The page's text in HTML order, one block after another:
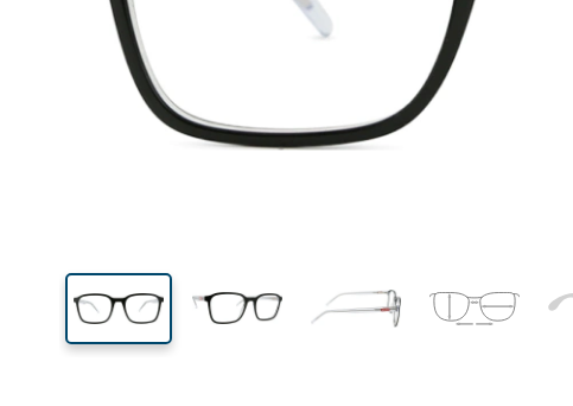
42 mm
Výška očnice Šírka očnice